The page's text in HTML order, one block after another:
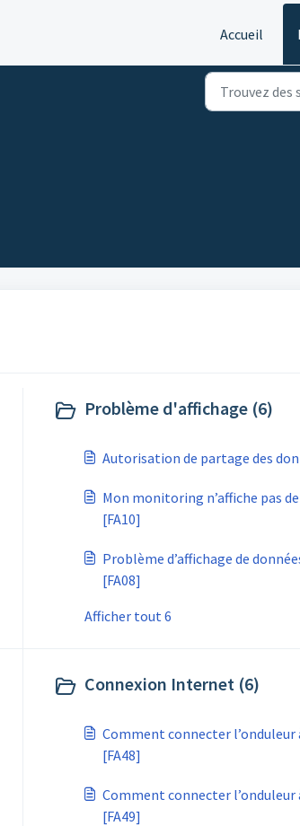
Accueil
Problème d'affichage (6)
Autorisation de partage des
Mon monitoring n’affiche pas
[FA10]
Problème d’affichage de
[FA08]
Afficher tout 6
Connexion Internet (6)
Comment connecter
[FA48]
Comment connecter
[FA49]